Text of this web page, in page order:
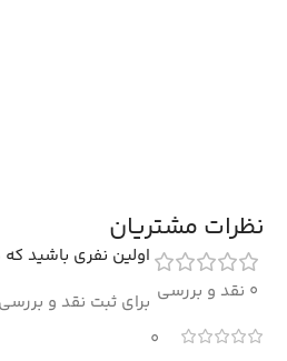
نظرات مشتریان
0 نقد و بررسی
0
اولین نفری باشید که
برای ثبت نقد و بررسی